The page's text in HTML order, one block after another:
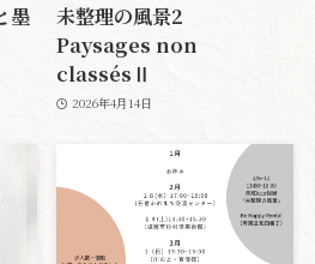
墨
未整理の風景2
Paysages non
classésⅡ
2026年4月14日